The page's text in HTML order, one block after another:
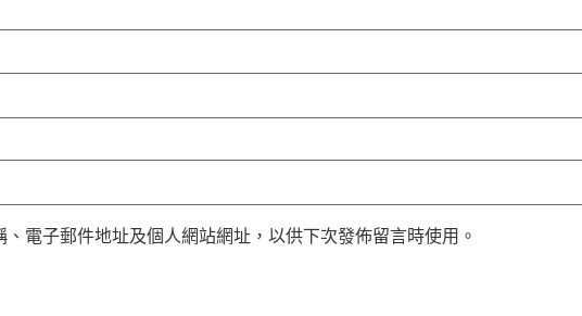
、電子郵件地址及個人網站網址，以供下次發佈留言時使用。